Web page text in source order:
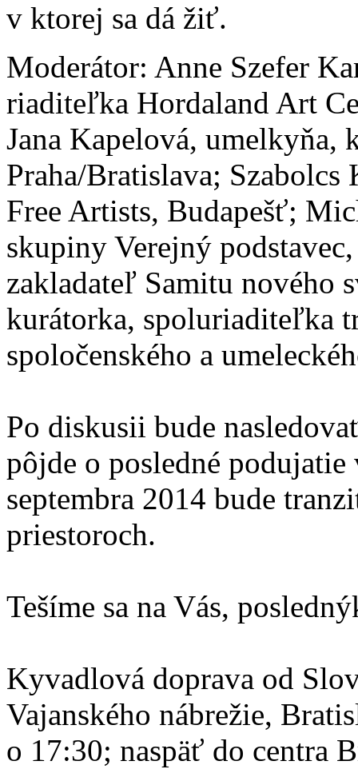
v ktorej sa dá žiť.
Moderátor: Anne Szefer
riaditeľka Hordaland Art
Jana Kapelová,
Praha/Bratislava;
Free Artists, Budapešť;
skupiny Verejný
zakladateľ Samitu nového
kurátorka, spoluriaditeľka
spoločenského a
Po diskusii bude
pôjde o posledné
septembra 2014 bude
priestoroch.
Tešíme sa na Vás,
Kyvadlová doprava od
Vajanského nábrežie,
o 17:30; naspäť do centra